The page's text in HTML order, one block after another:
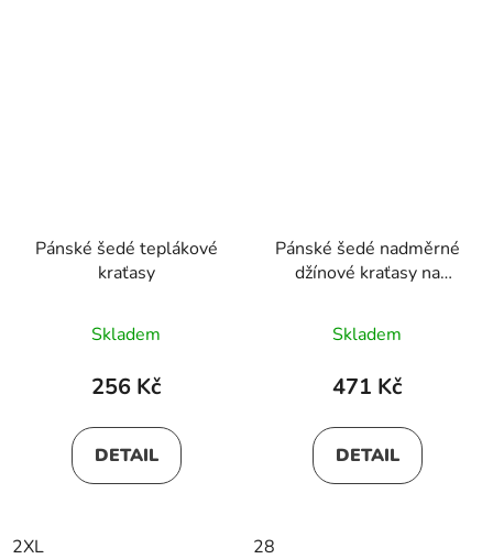
Pánské šedé teplákové
kraťasy
Skladem
256 Kč
DETAIL
2XL
Pánské šedé nadměrné
džínové kraťasy na
Skladem
471 Kč
DETAIL
28